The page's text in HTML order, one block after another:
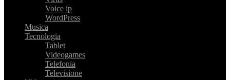
Voice ip
WordPress
Musica
Tecnologia
Tablet
Videogames
Telefonia
Televisione